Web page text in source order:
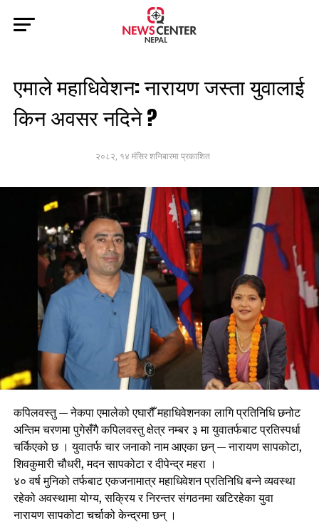
एमाले महाधिवेशन: नारायण जस्ता युवालाई
किन अवसर नदिने ?
२०८२, १४ मंसिर शनिबारमा प्रकाशित
कपिलवस्तु — नेकपा एमालेको एघारौँ महाधिवेशनका लागि प्रतिनिधि छनोट
अन्तिम चरणमा पुगेसँगै कपिलवस्तु क्षेत्र नम्बर ३ मा युवातर्फबाट प्रतिस्पर्धा
चर्किएको छ । युवातर्फ चार जनाको नाम आएका छन् — नारायण सापकोटा,
शिवकुमारी चौधरी, मदन सापकोटा र दीपेन्द्र महरा ।
४० वर्ष मुनिको तर्फबाट एकजनामात्र महाधिवेशन प्रतिनिधि बन्ने व्यवस्था
रहेको अवस्थामा योग्य, सक्रिय र निरन्तर संगठनमा खटिरहेका युवा
नारायण सापकोटा चर्चाको केन्द्रमा छन् ।